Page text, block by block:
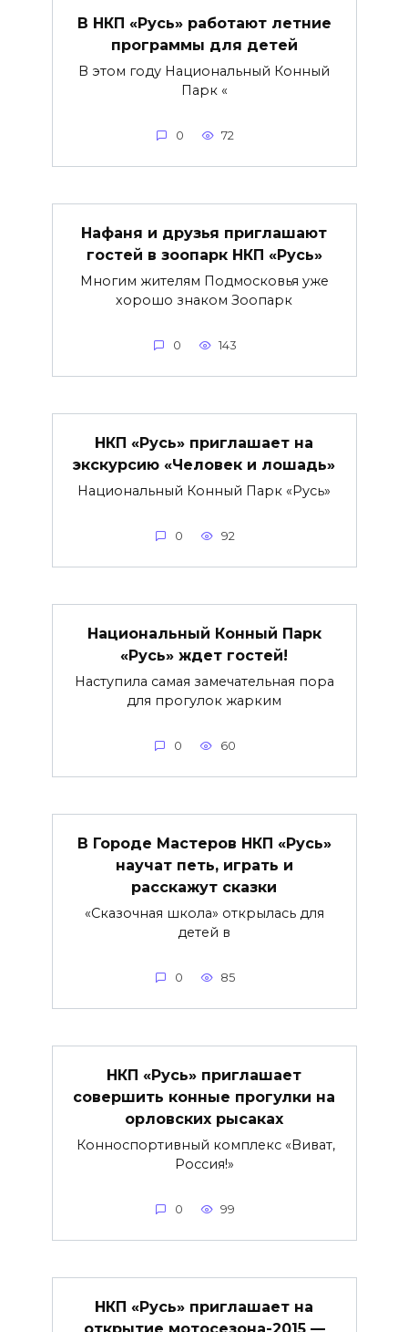
В НКП «Русь» работают летние
программы для детей
В этом году Национальный Конный
Парк «
0 72
Нафаня и друзья приглашают
гостей в зоопарк НКП «Русь»
Многим жителям Подмосковья уже
хорошо знаком Зоопарк
0 143
НКП «Русь» приглашает на
экскурсию «Человек и лошадь»
Национальный Конный Парк «Русь»
0 92
Национальный Конный Парк
«Русь» ждет гостей!
Наступила самая замечательная пора
для прогулок жарким
0 60
В Городе Мастеров НКП «Русь»
научат петь, играть и
расскажут сказки
«Сказочная школа» открылась для
детей в
0 85
НКП «Русь» приглашает
совершить конные прогулки на
орловских рысаках
Конноспортивный комплекс «Виват,
Россия!»
0 99
НКП «Русь» приглашает на